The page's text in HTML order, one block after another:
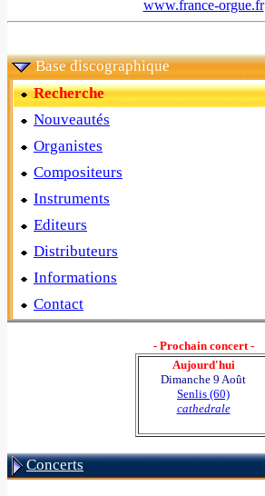
www.france-orgue.fr
Base discographique
Recherche
Nouveautés
Organistes
Compositeurs
Instruments
Editeurs
Distributeurs
Informations
Contact
- Prochain concert -
Aujourd'hui
Dimanche 9 Août
Senlis (60)
cathedrale
Concerts